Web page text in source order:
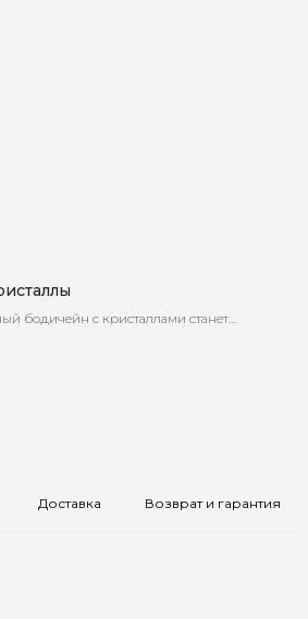
бодичейн с кристаллами станет
Доставка Возврат и гарантия